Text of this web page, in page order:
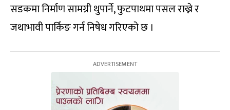
सडकमा निर्माण सामग्री थुपार्ने, फुटपाथमा पसल राख्ने र
जथाभावी पार्किङ गर्न निषेध गरिएको छ ।